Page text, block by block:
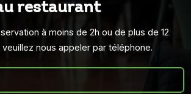
restaurant
à moins de 2h ou de plus de 12
nous appeler par téléphone.